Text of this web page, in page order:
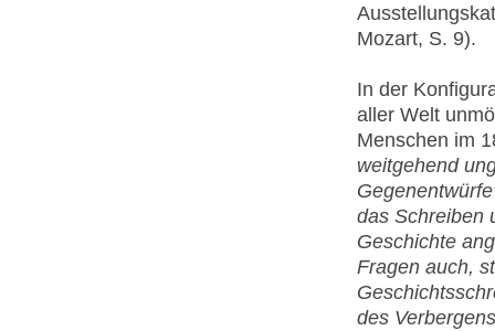
Mozart, S. 9).
In der
aller Welt
Menschen im
weitgehend
das Schreiben
Geschichte
Fragen auch,
des